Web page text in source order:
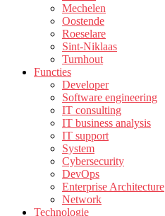
Mechelen
Oostende
Roeselare
Sint-Niklaas
Turnhout
Functies
Developer
Software engineering
IT consulting
IT business analysis
IT support
System
Cybersecurity
DevOps
Enterprise Architecture
Network
Technologie